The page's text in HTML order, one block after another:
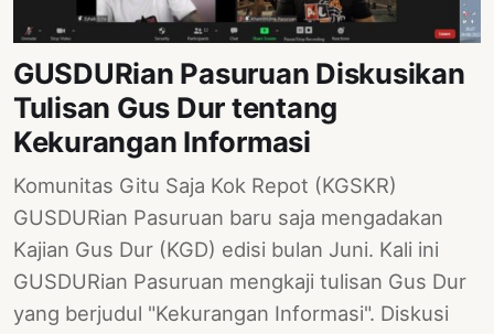
GUSDURian Pasuruan Diskusikan
Tulisan Gus Dur tentang
Kekurangan Informasi
Komunitas Gitu Saja Kok Repot (KGSKR)
GUSDURian Pasuruan baru saja mengadakan
Kajian Gus Dur (KGD) edisi bulan Juni. Kali ini
GUSDURian Pasuruan mengkaji tulisan Gus Dur
yang berjudul "Kekurangan Informasi". Diskusi